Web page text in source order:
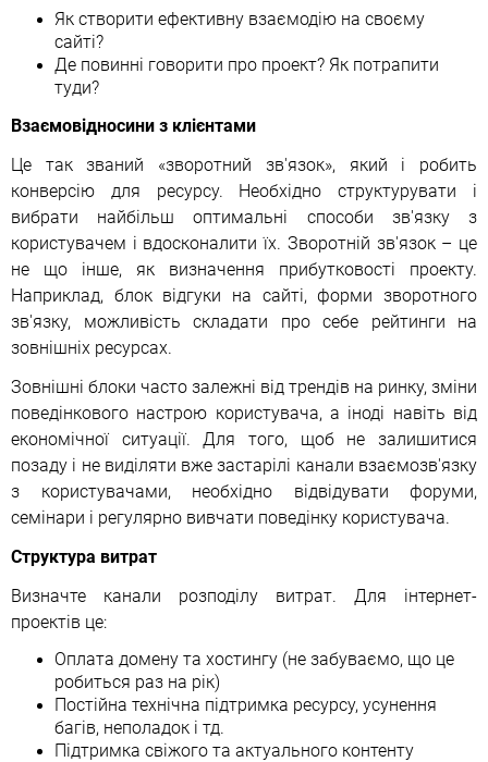
Як створити ефективну взаємодію на своєму
сайті?
Де повинні говорити про проект? Як потрапити
туди?
Взаємовідносини з клієнтами
Це так званий «зворотний зв'язок», який і робить
конверсію для ресурсу. Необхідно структурувати і
вибрати найбільш оптимальні способи зв'язку з
користувачем і вдосконалити їх. Зворотній зв'язок – це
не що інше, як визначення прибутковості проекту.
Наприклад, блок відгуки на сайті, форми зворотного
зв'язку, можливість складати про себе рейтинги на
зовнішніх ресурсах.
Зовнішні блоки часто залежні від трендів на ринку, зміни
поведінкового настрою користувача, а іноді навіть від
економічної ситуації. Для того, щоб не залишитися
позаду і не виділяти вже застарілі канали взаємозв'язку
з користувачами, необхідно відвідувати форуми,
семінари і регулярно вивчати поведінку користувача.
Структура витрат
Визначте канали розподілу витрат. Для інтернет-
проектів це:
Оплата домену та хостингу (не забуваємо, що це
робиться раз на рік)
Постійна технічна підтримка ресурсу, усунення
багів, неполадок і тд.
Підтримка свіжого та актуального контенту